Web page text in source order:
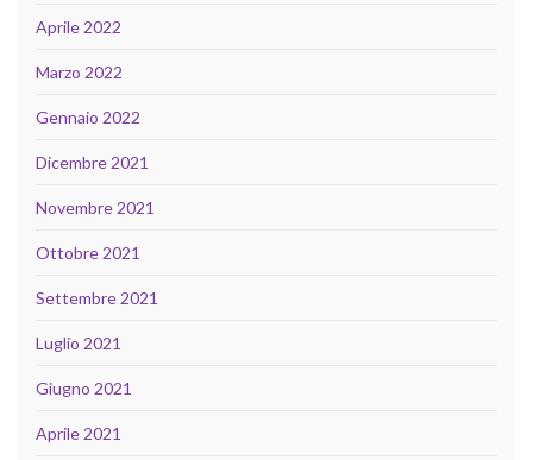
Aprile 2022
Marzo 2022
Gennaio 2022
Dicembre 2021
Novembre 2021
Ottobre 2021
Settembre 2021
Luglio 2021
Giugno 2021
Aprile 2021